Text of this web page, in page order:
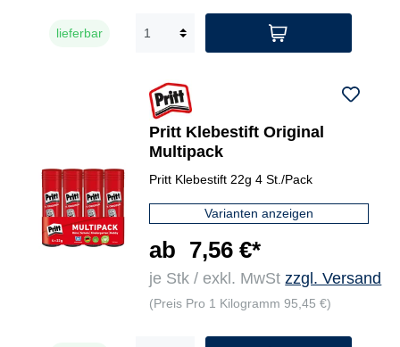
lieferbar
Pritt Klebestift Original
Multipack
Pritt Klebestift 22g 4 St./Pack
Varianten anzeigen
ab 7,56 €*
je Stk / exkl. MwStzzgl. Versand
(Preis Pro 1 Kilogramm 95,45 €)